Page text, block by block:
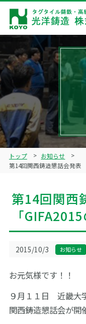
English
トップ
お知らせ
第14回関西鋳造懇話会発表
第14回関西
「
2015/10/3 お知らせ
お元気様です！！
９月１１日 近畿大
関西鋳造懇話会が開